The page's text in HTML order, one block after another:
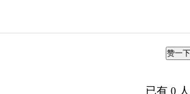
赞一下
已有 0